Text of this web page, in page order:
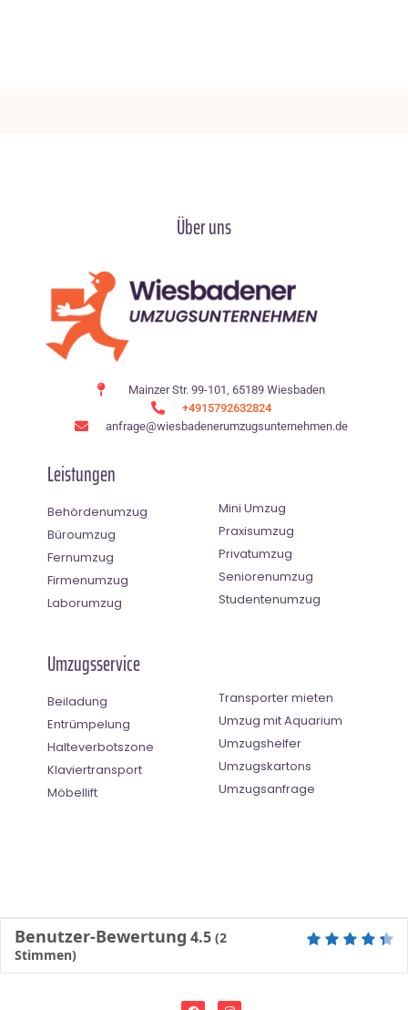
Über uns
Mainzer Str. 99-101, 65189 Wiesbaden
+4915792632824
anfrage@wiesbadenerumzugsunternehmen.de
Leistungen
Behördenumzug
Büroumzug
Fernumzug
Firmenumzug
Laborumzug
Mini Umzug
Praxisumzug
Privatumzug
Seniorenumzug
Studentenumzug
Umzugsservice
Beiladung
Entrümpelung
Halteverbotszone
Klaviertransport
Möbellift
Transporter mieten
Umzug mit Aquarium
Umzugshelfer
Umzugskartons
Umzugsanfrage
Benutzer-Bewertung 4.5 (2
Stimmen)